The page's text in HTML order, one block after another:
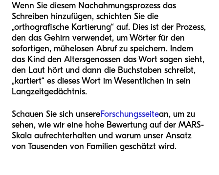
Wenn Sie diesem Nachahmungsprozess das
Schreiben hinzufügen, schichten Sie die
„orthografische Kartierung“ auf. Dies ist der Prozess,
den das Gehirn verwendet, um Wörter für den
sofortigen, mühelosen Abruf zu speichern. Indem
das Kind den Altersgenossen das Wort sagen sieht,
den Laut hört und dann die Buchstaben schreibt,
„kartiert“ es dieses Wort im Wesentlichen in sein
Langzeitgedächtnis.
Schauen Sie sich unsereForschungsseitean, um zu
sehen, wie wir eine hohe Bewertung auf der MARS-
Skala aufrechterhalten und warum unser Ansatz
von Tausenden von Familien geschätzt wird.